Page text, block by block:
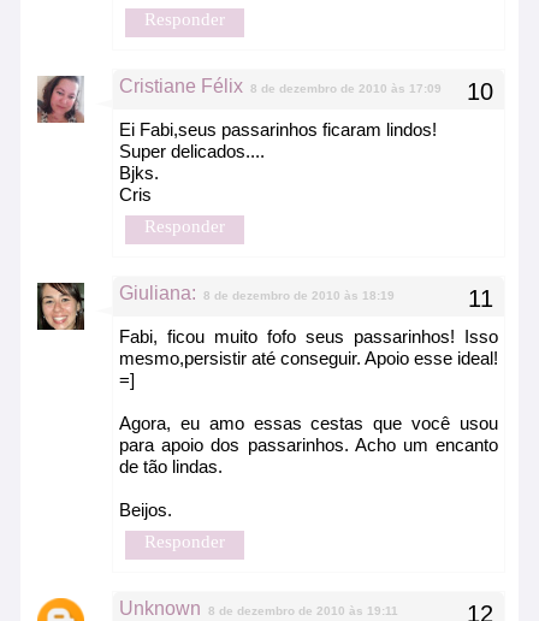
Responder
Cristiane Félix 8 de dezembro de 2010 às 17:09
Ei Fabi,seus passarinhos ficaram lindos!
Super delicados....
Bjks.
Cris
Responder
Giuliana: 8 de dezembro de 2010 às 18:19
Fabi, ficou muito fofo seus passarinhos! Isso
mesmo,persistir até conseguir. Apoio esse ideal!
=]
Agora, eu amo essas cestas que você usou
para apoio dos passarinhos. Acho um encanto
de tão lindas.
Beijos.
Responder
Unknown 8 de dezembro de 2010 às 19:11